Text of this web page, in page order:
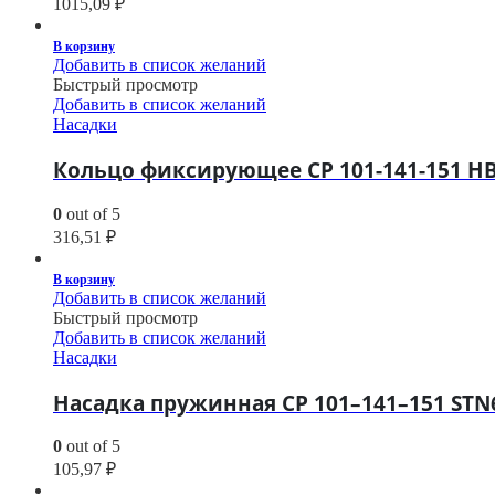
1015,09 ₽
В корзину
Добавить в список желаний
Быстрый просмотр
Добавить в список желаний
Насадки
Кольцо фиксирующее CP 101-141-151
0 out of 5
316,51 ₽
В корзину
Добавить в список желаний
Быстрый просмотр
Добавить в список желаний
Насадки
Насадка пружинная CP 101–141–151
0 out of 5
105,97 ₽